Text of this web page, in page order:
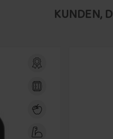
KUNDEN,